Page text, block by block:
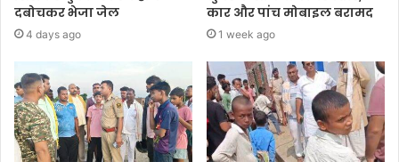
दबोचकर भेजा जेल
4 days ago
कार और पांच मोबाइल बरामद
1 week ago